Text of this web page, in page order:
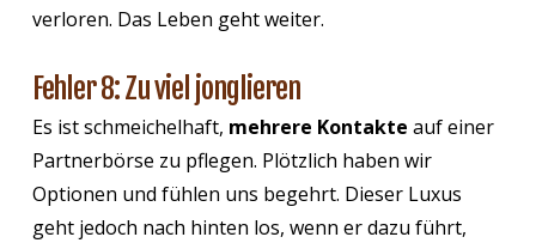
verloren. Das Leben geht weiter.
Fehler 8: Zu viel jonglieren
Es ist schmeichelhaft, mehrere Kontakte auf einer
Partnerbörse zu pflegen. Plötzlich haben wir
Optionen und fühlen uns begehrt. Dieser Luxus
geht jedoch nach hinten los, wenn er dazu führt,